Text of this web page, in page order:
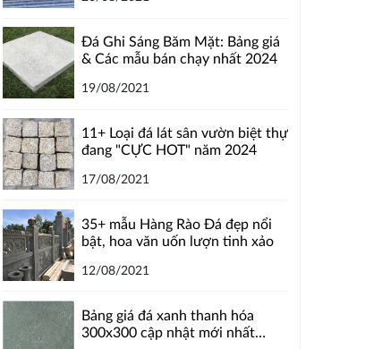
Đá Ghi Sáng Băm Mặt: Bảng giá
& Các mẫu bán chạy nhất 2024
19/08/2021
11+ Loại đá lát sân vườn biệt thự
đang "CỰC HOT" năm 2024
17/08/2021
35+ mẫu Hàng Rào Đá đẹp nổi
bật, hoa văn uốn lượn tinh xảo
12/08/2021
Bảng giá đá xanh thanh hóa
300x300 cập nhật mới nhất